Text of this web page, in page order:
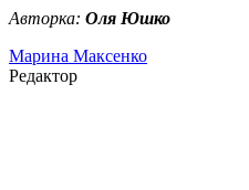
Авторка: Оля Юшко
Марина Максенко
Редактор